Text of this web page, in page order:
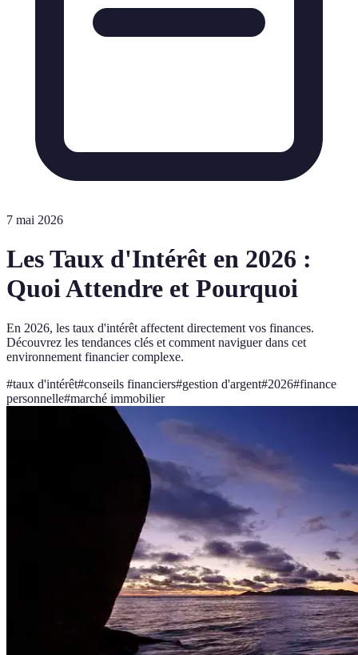
7 mai 2026
Les Taux d'Intérêt en 2026 :
Quoi Attendre et Pourquoi
En 2026, les taux d'intérêt affectent directement vos finances.
Découvrez les tendances clés et comment naviguer dans cet
environnement financier complexe.
#taux d'intérêt#conseils financiers#gestion d'argent#2026#finance
personnelle#marché immobilier